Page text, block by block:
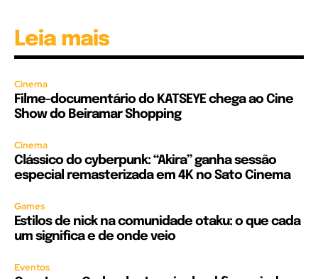
Leia mais
Cinema
Filme-documentário do KATSEYE chega ao Cine
Show do Beiramar Shopping
Cinema
Clássico do cyberpunk: “Akira” ganha sessão
especial remasterizada em 4K no Sato Cinema
Games
Estilos de nick na comunidade otaku: o que cada
um significa e de onde veio
Eventos